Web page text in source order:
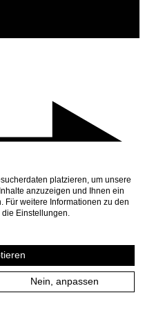
platzieren, um unsere
anzuzeigen und Ihnen ein
Für weitere Informationen zu den
Einstellungen.
Nein, anpassen